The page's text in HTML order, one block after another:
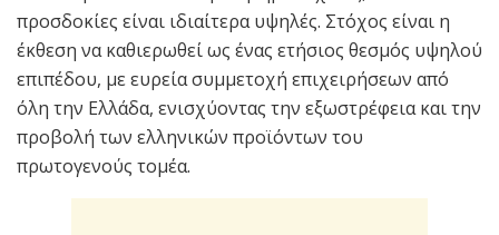
προσδοκίες είναι ιδιαίτερα υψηλές. Στόχος είναι η
έκθεση να καθιερωθεί ως ένας ετήσιος θεσμός υψηλού
επιπέδου, με ευρεία συμμετοχή επιχειρήσεων από
όλη την Ελλάδα, ενισχύοντας την εξωστρέφεια και την
προβολή των ελληνικών προϊόντων του
πρωτογενούς τομέα.